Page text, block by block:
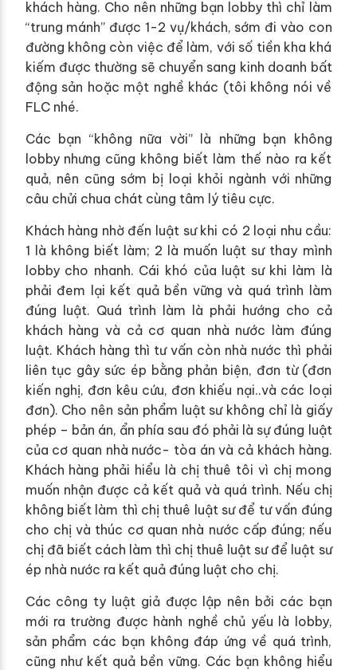
khách hàng. Cho nên những bạn lobby thì chỉ làm
“trung mánh” được 1-2 vụ/khách, sớm đi vào con
đường không còn việc để làm, với số tiền kha khá
kiếm được thường sẽ chuyển sang kinh doanh bất
động sản hoặc một nghề khác (tôi không nói về
FLC nhé.
Các bạn “không nữa vời” là những bạn không
lobby nhưng cũng không biết làm thế nào ra kết
quả, nên cũng sớm bị loại khỏi ngành với những
câu chửi chua chát cùng tâm lý tiêu cực.
Khách hàng nhờ đến luật sư khi có 2 loại nhu cầu:
1 là không biết làm; 2 là muốn luật sư thay mình
lobby cho nhanh. Cái khó của luật sư khi làm là
phải đem lại kết quả bền vững và quá trình làm
đúng luật. Quá trình làm là phải hướng cho cả
khách hàng và cả cơ quan nhà nước làm đúng
luật. Khách hàng thì tư vấn còn nhà nước thì phải
liên tục gây sức ép bằng phản biện, đơn từ (đơn
kiến nghị, đơn kêu cứu, đơn khiếu nại..và các loại
đơn). Cho nên sản phẩm luật sư không chỉ là giấy
phép – bản án, ẩn phía sau đó phải là sự đúng luật
của cơ quan nhà nước- tòa án và cả khách hàng.
Khách hàng phải hiểu là chị thuê tôi vì chị mong
muốn nhận được cả kết quả và quá trình. Nếu chị
không biết làm thì chị thuê luật sư để tư vấn đúng
cho chị và thúc cơ quan nhà nước cấp đúng; nếu
chị đã biết cách làm thì chị thuê luật sư để luật sư
ép nhà nước ra kết quả đúng luật cho chị.
Các công ty luật giả được lập nên bởi các bạn
mới ra trường được hành nghề chủ yếu là lobby,
sản phẩm các bạn không đáp ứng về quá trình,
cũng như kết quả bền vững. Các bạn không hiểu